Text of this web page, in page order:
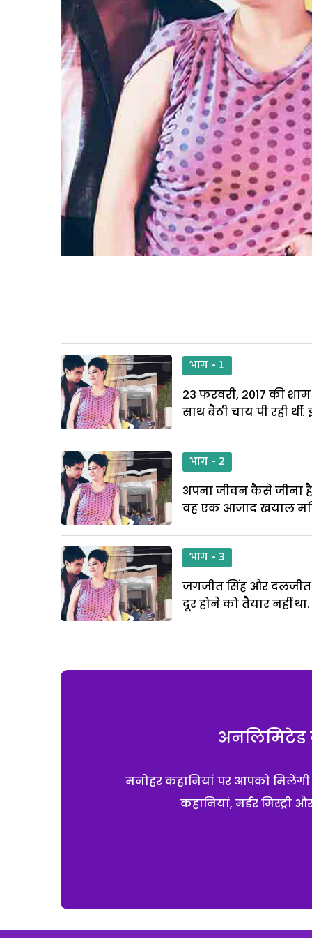
भाग - 1
23 फरवरी, 2017 की
साथ बैठी चाय पी रही
भाग - 2
अपना जीवन कैसे जीना
वह एक आजाद खयाल
भाग - 3
जगजीत सिंह और
दूर होने को तैयार नहीं
अनलिमिटेड
मनोहर कहानियां पर आपको
कहानियां, मर्डर